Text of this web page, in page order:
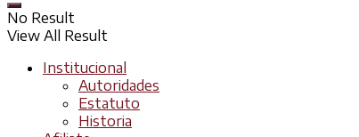
No Result
View All Result
Institucional
Autoridades
Estatuto
Historia